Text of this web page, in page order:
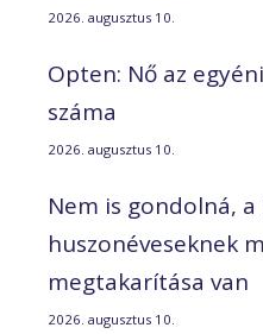
2026. augusztus 10.
Opten: Nő az
száma
2026. augusztus 10.
Nem is gondolná, a
huszonéveseknek
megtakarítása van
2026. augusztus 10.